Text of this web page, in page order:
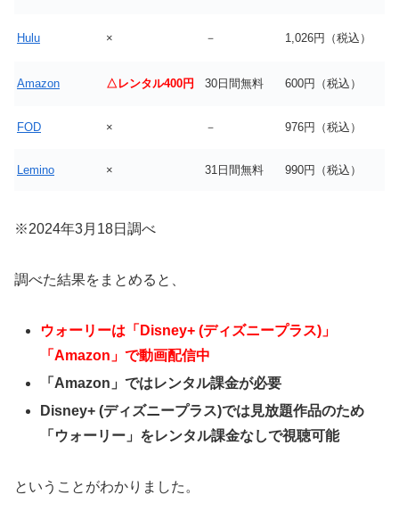
Hulu × － 1,026円（税込）
Amazon △レンタル400円 30日間無料 600円（税込）
FOD × － 976円（税込）
Lemino × 31日間無料 990円（税込）
※2024年3月18日調べ
調べた結果をまとめると、
ウォーリーは「Disney+ (ディズニープラス)」
「Amazon」で動画配信中
「Amazon」ではレンタル課金が必要
Disney+ (ディズニープラス)では見放題作品のため
「ウォーリー」をレンタル課金なしで視聴可能
ということがわかりました。